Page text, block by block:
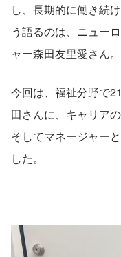
し、長期的に働き続
う語るのは、ニュー
ャー森田友里愛さん。
今回は、福祉分野で
田さんに、キャリア
そしてマネージャー
した。